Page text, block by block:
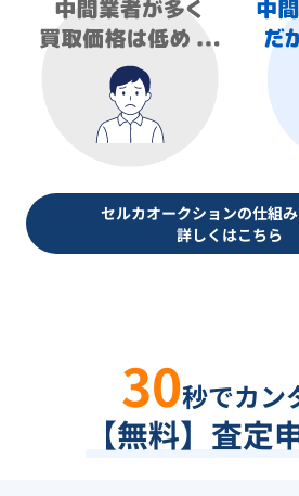
セルカオークションの仕組
詳しくはこちら
30秒でカン
【無料】査定